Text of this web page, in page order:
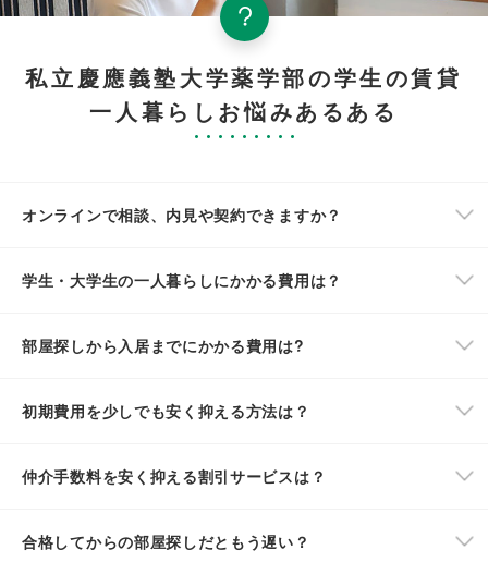
私立慶應義塾大学薬学部の学生の賃貸
一人暮らしお悩みあるある
オンラインで相談、内見や契約できますか？
学生・大学生の一人暮らしにかかる費用は？
部屋探しから入居までにかかる費用は?
初期費用を少しでも安く抑える方法は？
仲介手数料を安く抑える割引サービスは？
合格してからの部屋探しだともう遅い？